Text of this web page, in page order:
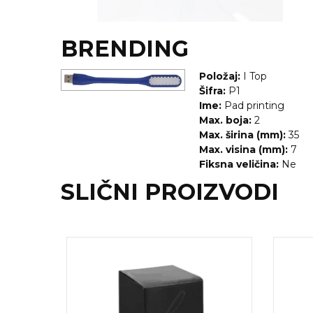
ID PLOČICA
TERMOSI
KUĆNI SETOVI
TORBE & PUTOVANJE
BRENDING
Položaj: I Top
Šifra: P1
Ime: Pad printing
Max. boja: 2
Max. širina (mm): 35
Max. visina (mm): 7
Fiksna veličina: Ne
SLIČNI PROIZVODI